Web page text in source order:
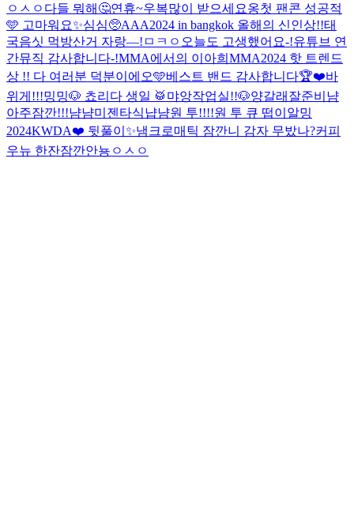
ㅇㅅㅇ 다들 뭐해🤔연휴~우복많이 받으세요옹첫 팬콘 성공적
🩵 고마워요✨심심🥺AAA2024 in bangkok 올해의 신인상!!태
국음싯 먹방산거 자랑—! ㅁㅋㅇ 오늘도 고생했어요-!유튜브 연
간뮤직 감사합니다-!MMA에서의 이아희 MMA2024 핫 트렌드
상 !! 다 여러분 덕분이에오🩵베스트 밴드 감사합니다🏆❤️바
위게!!!밍밍🐶 쵸리다 생일 🥁 먀앙작업실!!🐶양갈래 잘준비 냠
아주잠깐!!!냠냠미 젠타식냡냠원 투!!!!원 투 큐 떱이알밍
2024KWDA❤️ 뒷풀이✨냄 크로매틱 잠깐니 감자 무밨나?커피
우뉴 한잔잠깐안뇽 ㅇㅅㅇ